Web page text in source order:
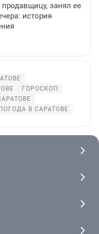
занял ее
история
ГОРОСКОП
В САРАТОВЕ